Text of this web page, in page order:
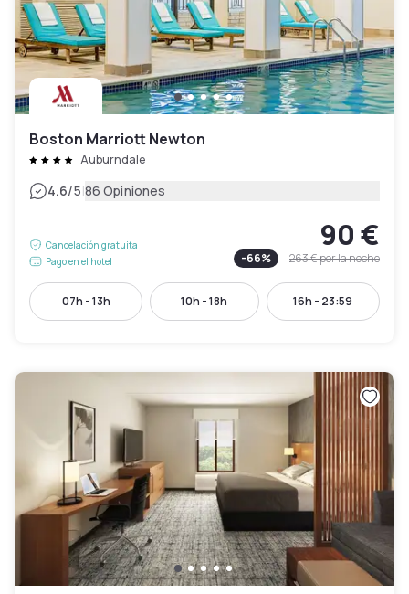
Boston Marriott Newton
Auburndale
4.6/5|86 Opiniones
Cancelación gratuita
Pago en el hotel
90 €
-66% 263 €por la noche
07h - 13h 10h - 18h 16h - 23:59